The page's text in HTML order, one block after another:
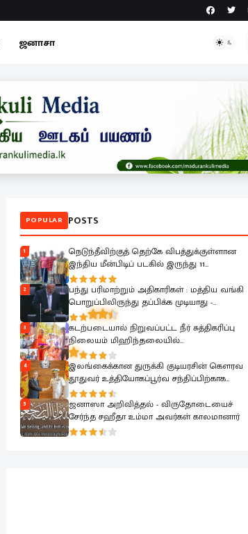
ஜனாசா
POPULAR POSTS
1
நெடுந்தீவிற்குத் தெற்கே விபத்துக்குள்ளான
இந்திய மீன்பிடிப் படகில் இருந்து 11
மீனவர்களை இலங்கை கடற்படை பாதுகாப்பாக
மீட்டது
2
பந்து பரிமாற்றும் அதிகாரிகள் : மத்திய வங்கி
பொறுப்பிலிருந்து தப்பிக்க முடியாது -
பாராளுமன்றத்தில் ரவூப் ஹக்கீம் ஆவேசம்
3
கடற்படையால் நிறுவப்பட்ட நீர் சுத்திகரிப்பு
நிலையம் மிஹிந்தலையில்
பொதுமக்களுக்காக கையளிக்கப்பட்டது
4
இலங்கைக்கான துருக்கி குடியரசின் கௌரவ
தூதுவர் உத்தியோகப்பூர்வ சந்திப்பிற்காக
கடற்படை தளபதியை சந்தித்தார்
5
ஜனாஸா அறிவித்தல் - விருதோடையைச்
சேர்ந்த சஹீதா உம்மா அவர்கள் காலமானார்